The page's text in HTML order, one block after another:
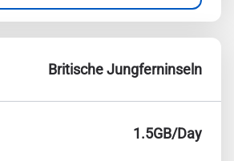
Britische Jungferninseln
1.5GB/Day